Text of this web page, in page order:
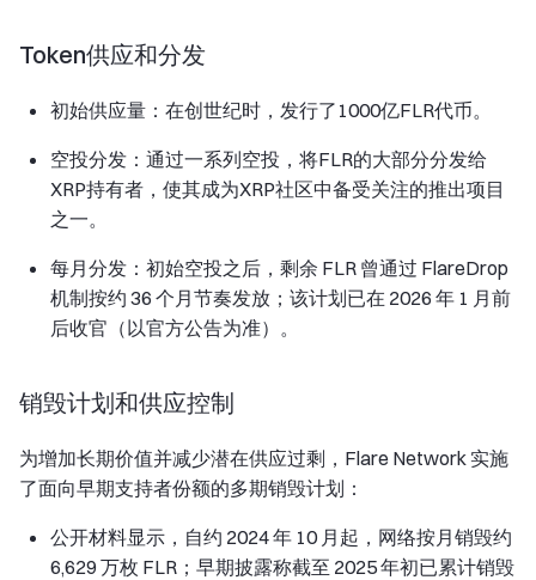
Token供应和分发
初始供应量：在创世纪时，发行了1000亿FLR代币。
空投分发：通过一系列空投，将FLR的大部分分发给
XRP持有者，使其成为XRP社区中备受关注的推出项目
之一。
每月分发：初始空投之后，剩余 FLR 曾通过 FlareDrop
机制按约 36 个月节奏发放；该计划已在 2026 年 1 月前
后收官（以官方公告为准）。
销毁计划和供应控制
为增加长期价值并减少潜在供应过剩，Flare Network 实施
了面向早期支持者份额的多期销毁计划：
公开材料显示，自约 2024 年 10 月起，网络按月销毁约
6,629 万枚 FLR；早期披露称截至 2025 年初已累计销毁